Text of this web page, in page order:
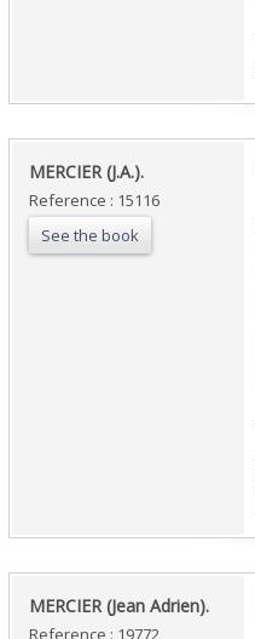
‎MERCIER (J.A.). ‎
Reference : 15116
See the book
‎MERCIER (Jean Adrien). ‎
Reference : 19772